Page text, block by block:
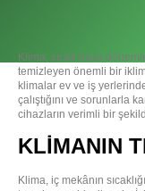
Klima, sıcak hava
temizleyen önemli bir
klimalar ev ve iş
çalıştığını ve sorunlarla
cihazların verimli bir
KLIMANIN
Klima, iç mekânın